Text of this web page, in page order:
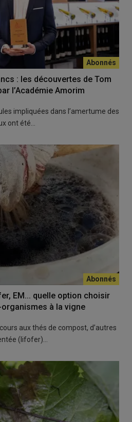
: les découvertes de Tom
l’Académie Amorim
impliquées dans l’amertume des
ont été…
EM... quelle option choisir
à la vigne
aux thés de compost, d’autres
(lifofer)…